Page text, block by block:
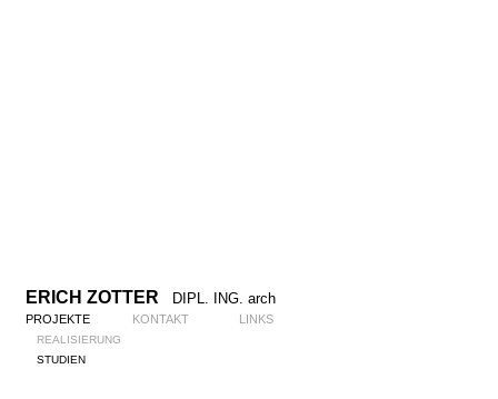
ERICH ZOTTER DIPL. ING. arch
PROJEKTE KONTAKT LINKS
REALISIERUNG
STUDIEN